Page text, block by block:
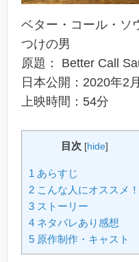
ベター・コール・
つけの男
原題： Better Call
日本公開：2020年2
上映時間：54分
目次 [hide]
1 あらすじ
2 こんな人にオススメ！
3 ストーリー
4 ネタバレあり感想
5 原作制作・キャスト